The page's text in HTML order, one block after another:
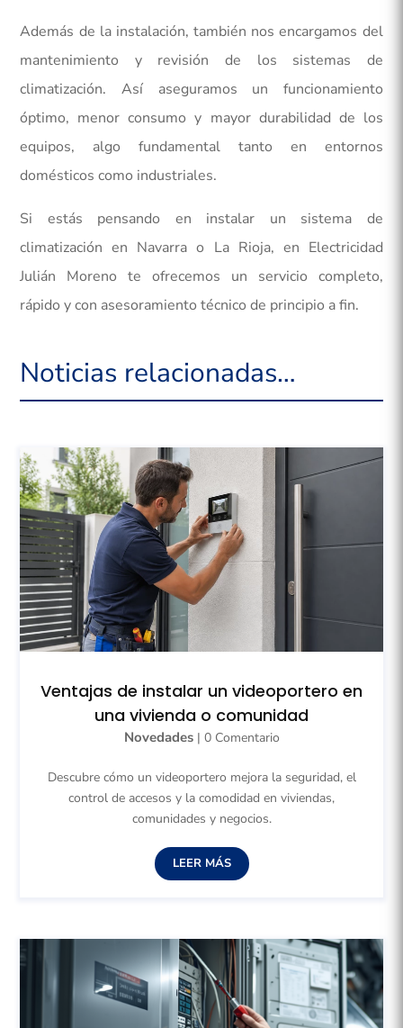
Además de la instalación, también nos encargamos del
mantenimiento y revisión de los sistemas de
climatización. Así aseguramos un funcionamiento
óptimo, menor consumo y mayor durabilidad de los
equipos, algo fundamental tanto en entornos
domésticos como industriales.
Si estás pensando en instalar un sistema de
climatización en Navarra o La Rioja, en Electricidad
Julián Moreno te ofrecemos un servicio completo,
rápido y con asesoramiento técnico de principio a fin.
Noticias relacionadas…
Ventajas de instalar un videoportero en
una vivienda o comunidad
Novedades| 0 Comentario
Descubre cómo un videoportero mejora la seguridad, el
control de accesos y la comodidad en viviendas,
comunidades y negocios.
LEER MÁS